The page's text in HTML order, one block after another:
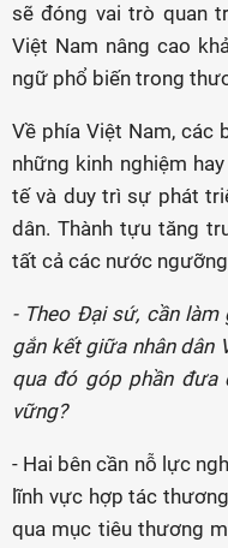
sẽ đóng vai trò quan
Việt Nam nâng cao
ngữ phổ biến trong
Về phía Việt Nam, các
những kinh nghiệm
tế và duy trì sự phát
dân. Thành tựu tăng
tất cả các nước
- Theo Đại sứ, cần
gắn kết giữa nhân dân
qua đó góp phần đưa
vững?
- Hai bên cần nỗ lực
lĩnh vực hợp tác
qua mục tiêu thương